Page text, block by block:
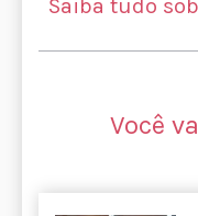
Saiba tudo
Você